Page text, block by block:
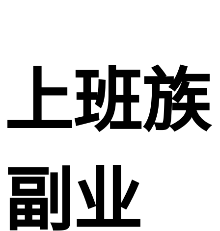
上班族
副业